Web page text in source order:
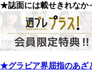
★誌面には載せきれなか
★グラビア界屈指のあざ